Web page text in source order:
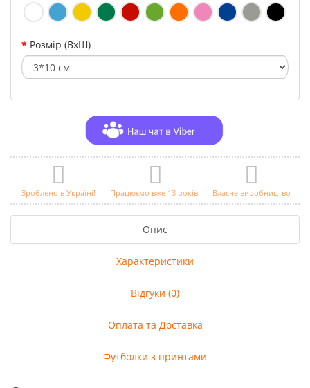
Розмір (ВхШ)
Зроблено в Україні! Працюємо вже 13 років! Власне виробництво
Опис
Характеристики
Відгуки (0)
Оплата та Доставка
Футболки з принтами